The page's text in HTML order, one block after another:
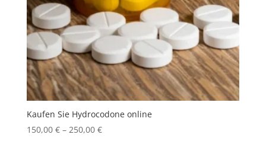
Kaufen Sie Hydrocodone online
150,00 € – 250,00 €Price